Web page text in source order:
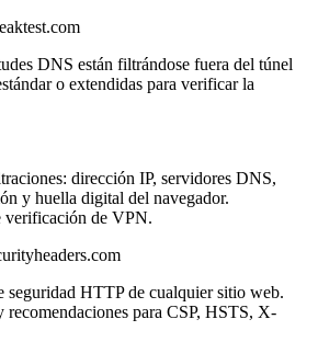
DNS están filtrándose fuera del túnel
o extendidas para verificar la
dirección IP, servidores DNS,
y huella digital del navegador.
verificación de VPN.
seguridad HTTP de cualquier sitio web.
para CSP, HSTS, X-